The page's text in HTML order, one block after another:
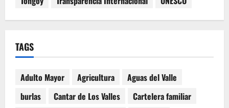
TAGS
Adulto Mayor Agricultura
Aguas del Valle
burlas
Cantar de Los Valles
Cartelera familiar